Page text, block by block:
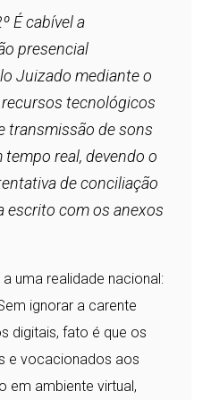
É cabível a
presencial
Juizado mediante o
tecnológicos
transmissão de sons
tempo real, devendo o
de conciliação
escrito com os anexos
uma realidade nacional:
ignorar a carente
digitais, fato é que os
e vocacionados aos
em ambiente virtual,